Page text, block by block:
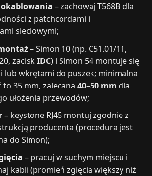
– zachowaj T568B dla
z patchcordami i
sieciowymi;
– Simon 10 (np. C51.01/11,
zaciskIDC) i Simon 54 montuje się
lub wkrętami do puszek; minimalna
to 35 mm, zalecana40–50 mm dla
ułożenia przewodów;
– keystone RJ45 montuj zgodnie z
producenta (procedura jest
do Simon);
– pracuj w suchym miejscu i
kabli (promień zgięcia większy niż